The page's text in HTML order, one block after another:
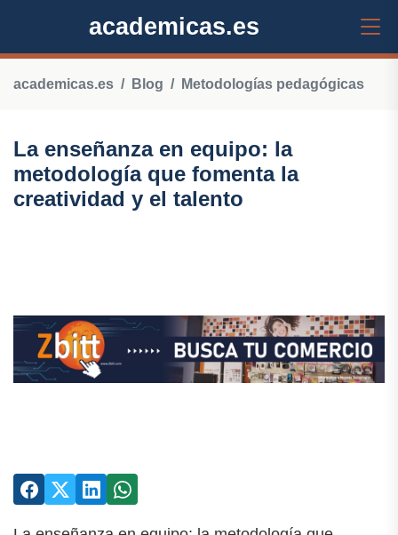
academicas.es
academicas.es Blog Metodologías pedagógicas
La enseñanza en equipo: la
metodología que fomenta la
creatividad y el talento